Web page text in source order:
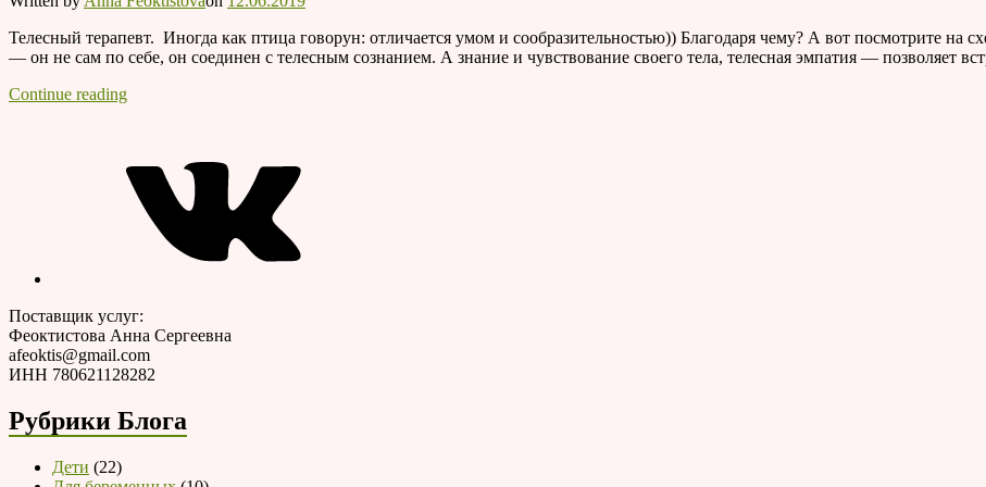
Телесный терапевт. Иногда как птица говорун: отличается умом и сообразительностью)) Благодаря чему? А вот посмотрите на
— он не сам по себе, он соединен с телесным сознанием. А знание и чувствование своего тела, телесная эмпатия — позволяет
Continue readingЧему
Наглядная
схема
Поставщик услуг:
Феоктистова Анна Сергеевна
afeoktis@gmail.com
ИНН 780621128282
Рубрики Блога
Дети (22)